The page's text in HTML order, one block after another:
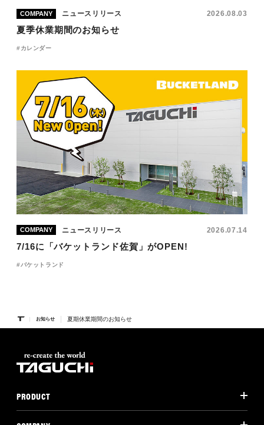
COMPANY ニュースリリース 2026.08.03
夏季休業期間のお知らせ
カレンダー
COMPANY ニュースリリース 2026.07.14
7/16に「バケットランド佐賀」がOPEN!
バケットランド
お知らせ 夏期休業期間のお知らせ
PRODUCT